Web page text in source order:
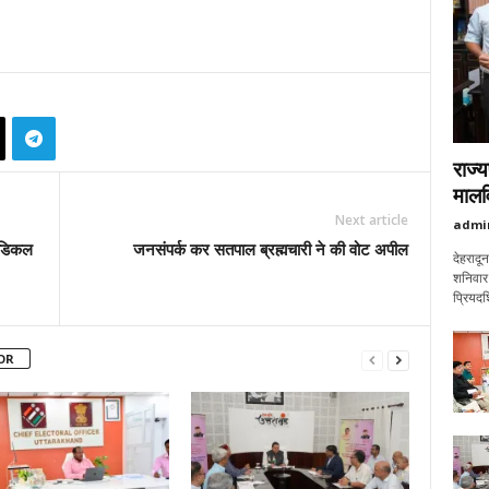
Next article
जनसंपर्क कर सतपाल ब्रह्मचारी ने की वोट अपील